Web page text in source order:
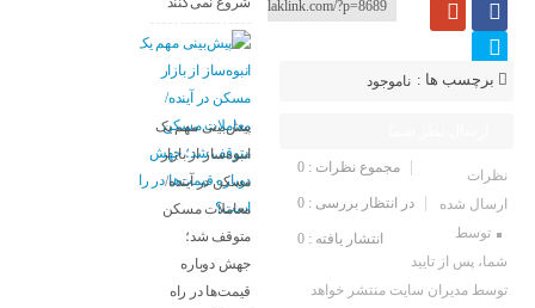
برچسب ها : ناموجود
مجموع نظرات : 0
در انتظار بررسی : 0
انتشار یافته : 0
نظرات
ارسال شده
توسط
شما، پس از تایید
توسط مدیران سایت منتشر خواهد
پیش‌بینی مهم یک
انبوه‌ساز از بازار
مسکن در آینده/
معاملات مسکن
متوقف شد؛
جهش دوباره
قیمت‌ها در راه